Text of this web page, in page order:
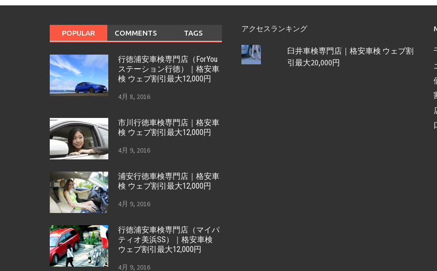
POPULAR COMMENTS TAGS
行徳浦安車検専門店（ForYou
ステーション行徳）｜格安車
検 ウェブ割引最大12,000円
4月 8, 2016
市川行徳車検専門店｜格安車
検 ウェブ割引最大12,000円
4月 9, 2016
浦安行徳車検専門店｜格安車
検 ウェブ割引最大12,000円
4月 9, 2016
行徳浦安車検専門店（マイパ
ティオ美浜SS）｜格安車検
ウェブ割引最大12,000円
4月 9, 2016
アクセスランキング
臼井車検専門店｜格安車検 ウェブ割
引最大20,000円